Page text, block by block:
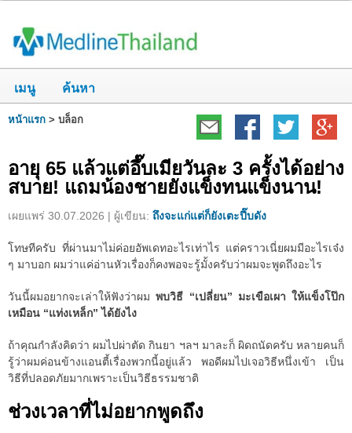
เมนู ค้นหา
หน้าแรก > บล็อก
อายุ 65 แล้วแต่อึ๊บเมียวันละ 3 ครั้งได้อย่าง
สบาย! แถมน้องชายยังแข็งทนแข็งนาน!
เผยแพร่ 30.07.2026 | ผู้เขียน: ถึงจะแก่แต่ก็ยังเตะปี๊บดัง
โทษทีครับ ที่ผ่านมาไม่ค่อยอัพเดทอะไรเท่าไร แต่คราวเนี่ยผมมีอะไรเจ๋ง
ๆ มาบอก ผมว่าแค่อ่านหัวเรื่องก็คงพอจะรู้มั้งครับว่าผมจะพูดถึงอะไร
วันนี้ผมอยากจะเล่าให้ฟังว่าผมพบวิธี “เปลี่ยน” มะเขือเผา ให้แข็งโป๊ก
เหมือน “แท่งเหล็ก” ได้ยังไง
ถ้าคุณกำลังคิดว่า ผมไปผ่าตัด กินยา ฯลฯ มาละก็ ผิดถนัดครับ หลายคนก็
รู้ว่าผมค่อนข้างแอนตี้เรื่องพวกนี้อยู่แล้ว พอดีผมไปเจอวิธีหนึ่งเข้า เป็น
วิธีที่ปลอดภัยมากเพราะเป็นวิธีธรรมชาติ
ช่วงเวลาที่ไม่อยากพูดถึง